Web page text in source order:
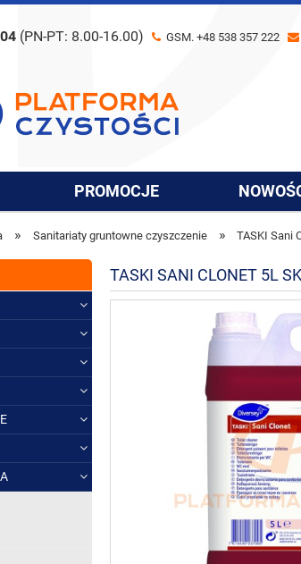
(PN-PT: 8.00-16.00) GSM. +48 538 357 222
PROMOCJE
» Sanitariaty gruntowne czyszczenie » TASKI Sani
TASKI SANI CLONET 5L